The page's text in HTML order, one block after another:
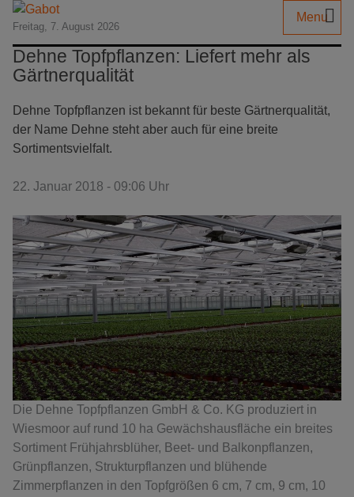
Freitag, 7. August 2026
Menu
Dehne Topfpflanzen: Liefert mehr als
Gärtnerqualität
Dehne Topfpflanzen ist bekannt für beste Gärtnerqualität,
der Name Dehne steht aber auch für eine breite
Sortimentsvielfalt.
22. Januar 2018 - 09:06 Uhr
Die Dehne Topfpflanzen GmbH & Co. KG produziert in
Wiesmoor auf rund 10 ha Gewächshausfläche ein breites
Sortiment Frühjahrsblüher, Beet- und Balkonpflanzen,
Grünpflanzen, Strukturpflanzen und blühende
Zimmerpflanzen in den Topfgrößen 6 cm, 7 cm, 9 cm, 10